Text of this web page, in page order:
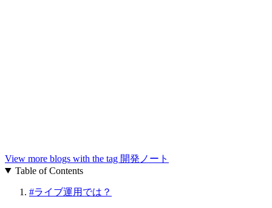
View more blogs with the tag 開発ノート
Table of Contents
#ライブ運用では？